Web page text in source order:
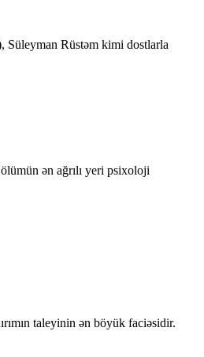
Süleyman Rüstəm kimi dostlarla
ən ağrılı yeri psixoloji
taleyinin ən böyük faciəsidir.